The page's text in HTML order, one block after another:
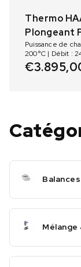
Thermo
Plongeant
Puissance de
200°C | Débit :
€
Balances
Mélange